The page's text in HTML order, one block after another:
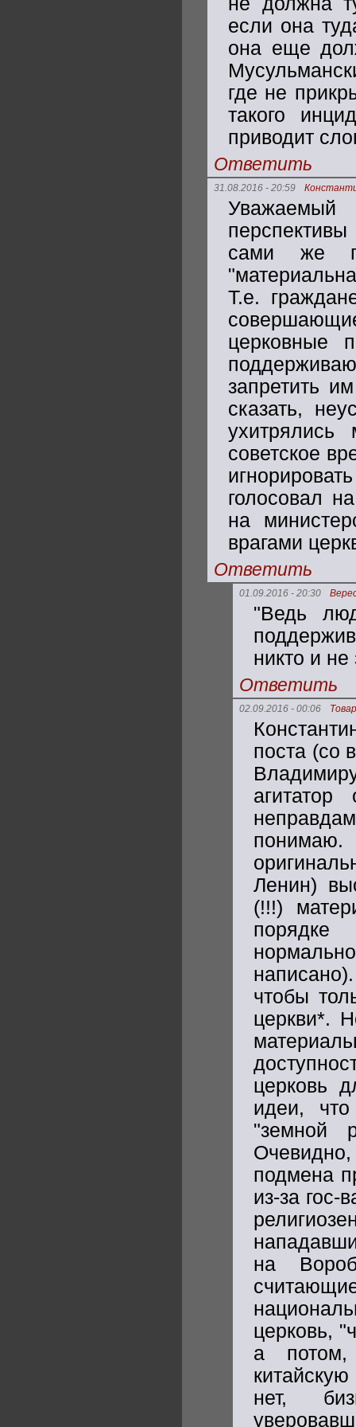
если она
она еще
где не
такого
приводит
Ответить
31.08.2016 - 20:59
сами же
Т.е.
церковные
запретить
сказать,
советское
голосовал
на
врагами
Ответить
01.09.2016 - 20:30
"Ведь
никто и
Ответить
02.09.2016 - 00:06
поста (со
понимаю.
Ленин)
(!!!)
порядке
чтобы
церкви*.
церковь
идеи,
"земной
подмена
из-за гос-
на
церковь,
а
нет,